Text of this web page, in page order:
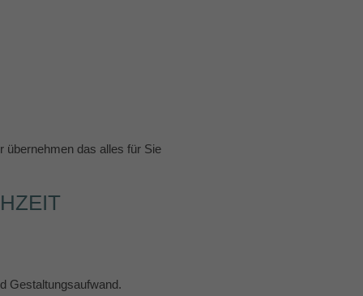
übernehmen das alles für Sie
Gestaltungsaufwand.